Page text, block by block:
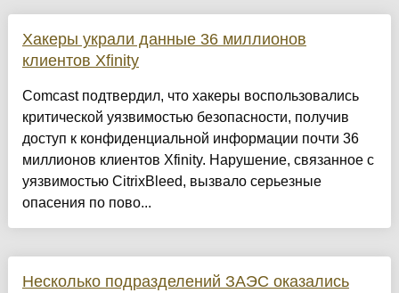
Хакеры украли данные 36 миллионов
клиентов Xfinity
Comcast подтвердил, что хакеры воспользовались
критической уязвимостью безопасности, получив
доступ к конфиденциальной информации почти 36
миллионов клиентов Xfinity. Нарушение, связанное с
уязвимостью CitrixBleed, вызвало серьезные
опасения по пово...
Несколько подразделений ЗАЭС оказались